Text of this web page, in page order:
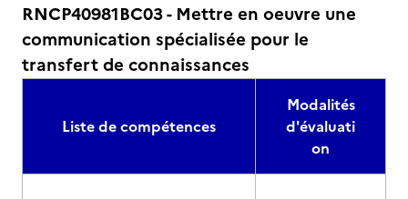
RNCP40981BC03 - Mettre en oeuvre une
communication spécialisée pour le
transfert de connaissances
Liste de compétences
Modalités
d'évaluati
on